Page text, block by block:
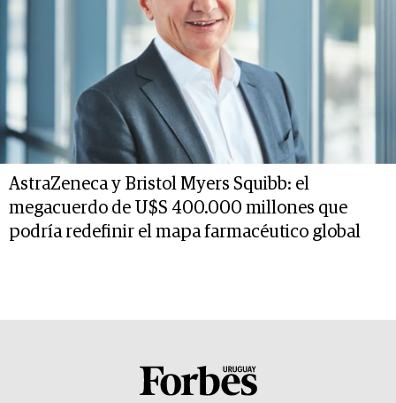
AstraZeneca y Bristol Myers Squibb: el
megacuerdo de U$S 400.000 millones que
podría redefinir el mapa farmacéutico global